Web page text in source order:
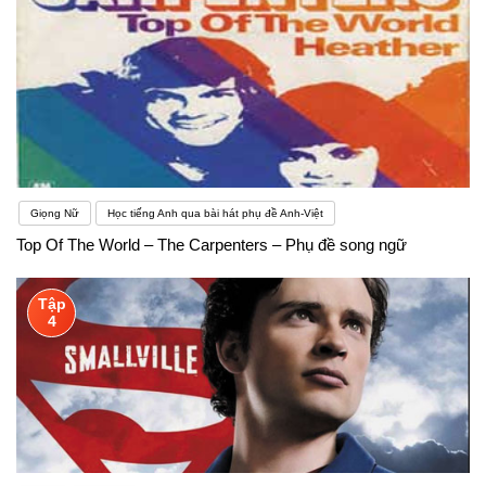
vị.)¹ 5. Mẫu câu tiếng Anh lớp 3:- Học sinh lớp 3 cần
nắm vững cấu trúc câu tiếng Anh cơ bản, bao gồm
câu khẳng định, câu phủ định và câu nghi vấn.Khi
bạn đã hiểu sâu về các quy tắc ngữ pháp và danh
sách từ vựng, bạn có thể dễ dàng quên lý do thực
sự mà bạn đang học một ngôn ngữ. Có một cách để
vài phút mỗi ngày để viết về lý do bạn đang học
ngoại ngữ và kỹ năng mới này có ý nghĩa như thế
nào đối với bạn. Một khi trình độ ngôn ngữ của bạn
được cải thiện, bạn thậm chí có thể viết về động lực
của mình bằng chính ngôn ngữ đó. Khi cảm thấy
Giọng Nữ Học tiếng Anh qua bài hát phụ đề Anh-Việt
Top Of The World – The Carpenters – Phụ đề song ngữ
Tập
4